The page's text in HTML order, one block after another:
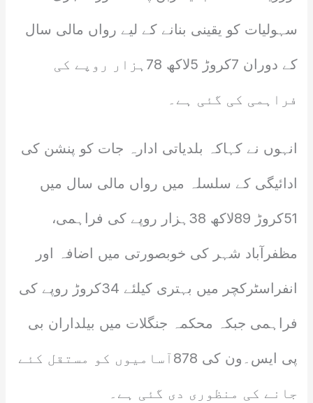
سہولیات کو یقینی بنانے کے لیے رواں مالی سال
کے دوران 7کروڑ 5لاکھ 78ہزار روپے کی
فراہمی کی گئی ہے۔
انہوں نے کہاکہ بلدیاتی ادارہ جات کو پنشن کی
ادائیگی کے سلسلہ میں رواں مالی سال میں
51کروڑ 89لاکھ 38ہزار روپے کی فراہمی،
مظفرآباد شہر کی خوبصورتی میں اضافہ اور
انفراسٹرکچر میں بہتری کیلئے 34کروڑ روپے کی
فراہمی جبکہ محکمہ جنگلات میں بیلداران بی
پی ایس۔ون کی 878آسامیوں کو مستقل کئے
جانے کی منظوری دی گئی ہے۔